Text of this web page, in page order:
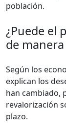
población.
¿Puede el
de
Según los
explican los
han cambiado,
revalorización
plazo.